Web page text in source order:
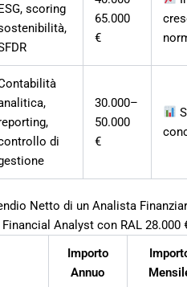
scoring
65.000
€
di
30.000–
50.000
€
Netto di un Analista
Analyst con RAL 28.000
Importo
Annuo